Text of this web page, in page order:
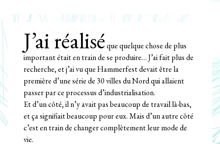
J’ai réaliséque quelque chose de plus
important était en train de se produire… J’ai fait plus de
recherche, et j’ai vu que Hammerfest devait être la
première d’une série de 30 villes du Nord qui allaient
passer par ce processus d’industrialisation.
Et d’un côté, il n’y avait pas beaucoup de travail là-bas,
et ça signifiait beaucoup pour eux. Mais d’un autre côté
c’est en train de changer complètement leur mode de
vie.